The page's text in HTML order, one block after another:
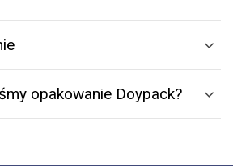
opakowanie Doypack?